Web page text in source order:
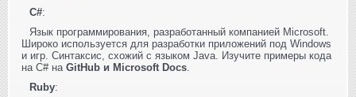
C#:
Язык программирования, разработанный компанией Microsoft.
Широко используется для разработки приложений под Windows
и игр. Синтаксис, схожий с языком Java. Изучите примеры кода
на C# на GitHub и Microsoft Docs.
Ruby: